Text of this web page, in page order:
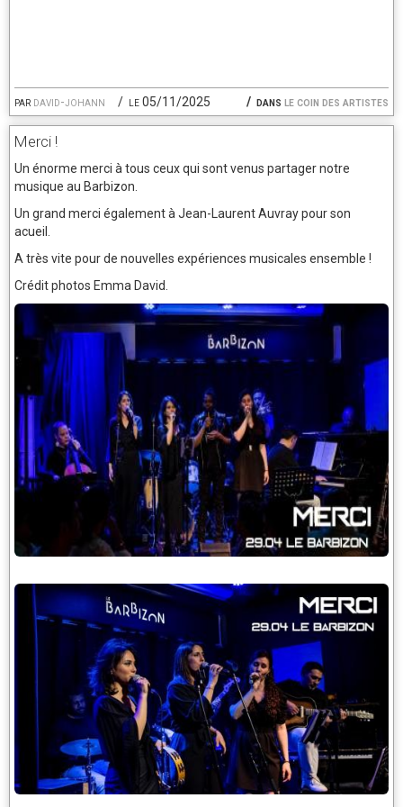
par david-johann le 05/11/2025 dans le coin des artistes
Merci !
Un énorme merci à tous ceux qui sont venus partager notre
musique au Barbizon.
Un grand merci également à Jean-Laurent Auvray pour son
acueil.
A très vite pour de nouvelles expériences musicales ensemble !
Crédit photos Emma David.